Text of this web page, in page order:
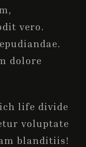
vero.
dolore
life divide
voluptate
blanditiis!